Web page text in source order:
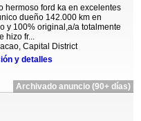
hermoso ford ka en excelentes
dueño 142.000 km en
y 100% original,a/a totalmente
hizo fr...
Capital District
y detalles
Archivado anuncio (90+ días)